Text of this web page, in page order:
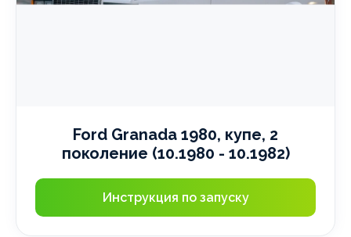
Ford Granada 1980, купе, 2
поколение (10.1980 - 10.1982)
Инструкция по запуску